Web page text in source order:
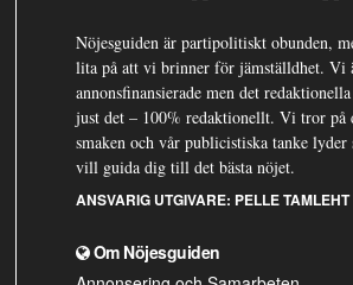
Nöjesguiden är partipolitiskt obunden,
lita på att vi brinner för jämställdhet. Vi
annonsfinansierade men det
just det – 100% redaktionellt. Vi tror på
smaken och vår publicistiska tanke
vill guida dig till det bästa nöjet.
ANSVARIG UTGIVARE: PELLE TAMLEHT
Om Nöjesguiden